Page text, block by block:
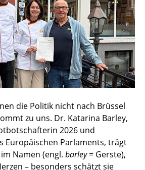
die Politik nicht nach Brüssel
zu uns. Dr. Katarina Barley,
2026 und
Europäischen Parlaments, trägt
Namen (engl. barley= Gerste),
– besonders schätzt sie